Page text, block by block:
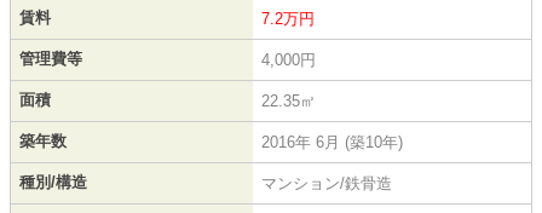
賃料 7.2万円
管理費等 4,000円
面積 22.35㎡
築年数 2016年 6月 (築10年)
種別/構造 マンション/鉄骨造